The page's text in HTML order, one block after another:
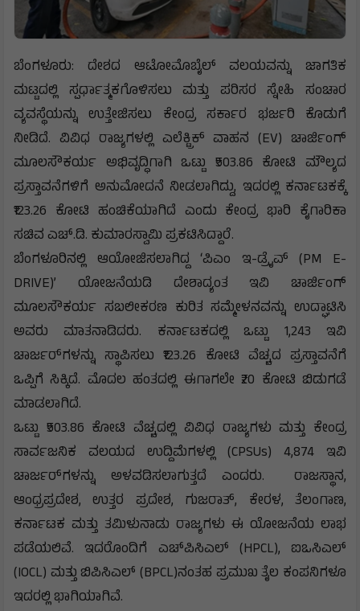
ಬೆಂಗಳೂರು: ದೇಶದ ಆಟೋಮೊಬೈಲ್ ವಲಯವನ್ನು ಜಾಗತಿಕ
ಮಟ್ಟದಲ್ಲಿ ಸ್ಪರ್ಧಾತ್ಮಕಗೊಳಿಸಲು ಮತ್ತು ಪರಿಸರ ಸ್ನೇಹಿ ಸಂಚಾರ
ವ್ಯವಸ್ಥೆಯನ್ನು ಉತ್ತೇಜಿಸಲು ಕೇಂದ್ರ ಸರ್ಕಾರ ಭರ್ಜರಿ ಕೊಡುಗೆ
ನೀಡಿದೆ. ವಿವಿಧ ರಾಜ್ಯಗಳಲ್ಲಿ ಎಲೆಕ್ಟ್ರಿಕ್ ವಾಹನ (EV) ಚಾರ್ಜಿಂಗ್
ಮೂಲಸೌಕರ್ಯ ಅಭಿವೃದ್ಧಿಗಾಗಿ ಒಟ್ಟು ₹503.86 ಕೋಟಿ ಮೌಲ್ಯದ
ಪ್ರಸ್ತಾವನೆಗಳಿಗೆ ಅನುಮೋದನೆ ನೀಡಲಾಗಿದ್ದು, ಇದರಲ್ಲಿ ಕರ್ನಾಟಕಕ್ಕೆ
₹123.26 ಕೋಟಿ ಹಂಚಿಕೆಯಾಗಿದೆ ಎಂದು ಕೇಂದ್ರ ಭಾರಿ ಕೈಗಾರಿಕಾ
ಸಚಿವ ಎಚ್.ಡಿ. ಕುಮಾರಸ್ವಾಮಿ ಪ್ರಕಟಿಸಿದ್ದಾರೆ.
ಬೆಂಗಳೂರಿನಲ್ಲಿ ಆಯೋಜಿಸಲಾಗಿದ್ದ ‘ಪಿಎಂ ಇ-ಡ್ರೈವ್ (PM E-
DRIVE)’ ಯೋಜನೆಯಡಿ ದೇಶಾದ್ಯಂತ ಇವಿ ಚಾರ್ಜಿಂಗ್
ಮೂಲಸೌಕರ್ಯ ಸಬಲೀಕರಣ ಕುರಿತ ಸಮ್ಮೇಳನವನ್ನು ಉದ್ಘಾಟಿಸಿ
ಅವರು ಮಾತನಾಡಿದರು. ಕರ್ನಾಟಕದಲ್ಲಿ ಒಟ್ಟು 1,243 ಇವಿ
ಚಾರ್ಜರ್‌ಗಳನ್ನು ಸ್ಥಾಪಿಸಲು ₹123.26 ಕೋಟಿ ವೆಚ್ಚದ ಪ್ರಸ್ತಾವನೆಗೆ
ಒಪ್ಪಿಗೆ ಸಿಕ್ಕಿದೆ. ಮೊದಲ ಹಂತದಲ್ಲಿ ಈಗಾಗಲೇ ₹20 ಕೋಟಿ ಬಿಡುಗಡೆ
ಮಾಡಲಾಗಿದೆ.
ಒಟ್ಟು ₹503.86 ಕೋಟಿ ವೆಚ್ಚದಲ್ಲಿ ವಿವಿಧ ರಾಜ್ಯಗಳು ಮತ್ತು ಕೇಂದ್ರ
ಸಾರ್ವಜನಿಕ ವಲಯದ ಉದ್ದಿಮೆಗಳಲ್ಲಿ (CPSUs) 4,874 ಇವಿ
ಚಾರ್ಜರ್‌ಗಳನ್ನು ಅಳವಡಿಸಲಾಗುತ್ತದೆ ಎಂದರು. ರಾಜಸ್ಥಾನ,
ಆಂಧ್ರಪ್ರದೇಶ, ಉತ್ತರ ಪ್ರದೇಶ, ಗುಜರಾತ್, ಕೇರಳ, ತೆಲಂಗಾಣ,
ಕರ್ನಾಟಕ ಮತ್ತು ತಮಿಳುನಾಡು ರಾಜ್ಯಗಳು ಈ ಯೋಜನೆಯ ಲಾಭ
ಪಡೆಯಲಿವೆ. ಇದರೊಂದಿಗೆ ಎಚ್‌ಪಿಸಿಎಲ್‌ (HPCL), ಐಒಸಿಎಲ್‌
(IOCL) ಮತ್ತು ಬಿಪಿಸಿಎಲ್‌ (BPCL)ನಂತಹ ಪ್ರಮುಖ ತೈಲ ಕಂಪನಿಗಳೂ
ಇದರಲ್ಲಿ ಭಾಗಿಯಾಗಿವೆ.